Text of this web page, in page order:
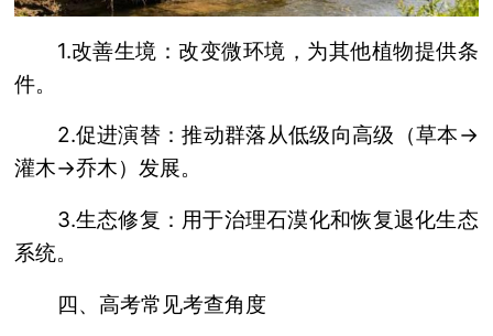
1.改善生境：改变微环境，为其他植物提供条
件。
2.促进演替：推动群落从低级向高级（草本→
灌木→乔木）发展。
3.生态修复：用于治理石漠化和恢复退化生态
系统。
四、高考常见考查角度